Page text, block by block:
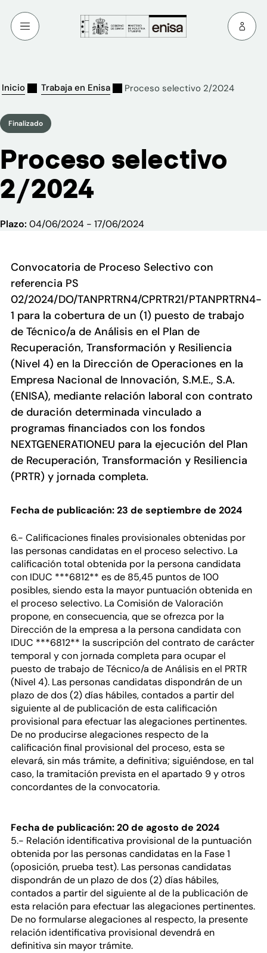
Inicio Trabaja en Enisa Proceso selectivo 2/2024
Finalizado
Proceso selectivo
2/2024
Plazo: 04/06/2024 - 17/06/2024
Convocatoria de Proceso Selectivo con
referencia PS
02/2024/DO/TANPRTRN4/CPRTR21/PTANPRTRN4-
1 para la cobertura de un (1) puesto de trabajo
de Técnico/a de Análisis en el Plan de
Recuperación, Transformación y Resiliencia
(Nivel 4) en la Dirección de Operaciones en la
Empresa Nacional de Innovación, S.M.E., S.A.
(ENISA), mediante relación laboral con contrato
de duración determinada vinculado a
programas financiados con los fondos
NEXTGENERATIONEU para la ejecución del Plan
de Recuperación, Transformación y Resiliencia
(PRTR) y jornada completa.
Fecha de publicación: 23 de septiembre de 2024
6.- Calificaciones finales provisionales obtenidas por
las personas candidatas en el proceso selectivo. La
calificación total obtenida por la persona candidata
con IDUC ***6812** es de 85,45 puntos de 100
posibles, siendo esta la mayor puntuación obtenida en
el proceso selectivo. La Comisión de Valoración
propone, en consecuencia, que se ofrezca por la
Dirección de la empresa a la persona candidata con
IDUC ***6812** la suscripción del contrato de carácter
temporal y con jornada completa para ocupar el
puesto de trabajo de Técnico/a de Análisis en el PRTR
(Nivel 4). Las personas candidatas dispondrán de un
plazo de dos (2) días hábiles, contados a partir del
siguiente al de publicación de esta calificación
provisional para efectuar las alegaciones pertinentes.
De no producirse alegaciones respecto de la
calificación final provisional del proceso, esta se
elevará, sin más trámite, a definitiva; siguiéndose, en tal
caso, la tramitación prevista en el apartado 9 y otros
concordantes de la convocatoria.
Fecha de publicación: 20 de agosto de 2024
5.- Relación identificativa provisional de la puntuación
obtenida por las personas candidatas en la Fase 1
(oposición, prueba test). Las personas candidatas
dispondrán de un plazo de dos (2) días hábiles,
contados a partir del siguiente al de la publicación de
esta relación para efectuar las alegaciones pertinentes.
De no formularse alegaciones al respecto, la presente
relación identificativa provisional devendrá en
definitiva sin mayor trámite.